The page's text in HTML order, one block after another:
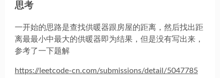
思考
一开始的思路是查找供暖器跟房屋的距离，然后找出距
离最最小中最大的供暖器即为结果，但是没有写出来，
参考了一下题解
https://leetcode-cn.com/submissions/detail/5047785